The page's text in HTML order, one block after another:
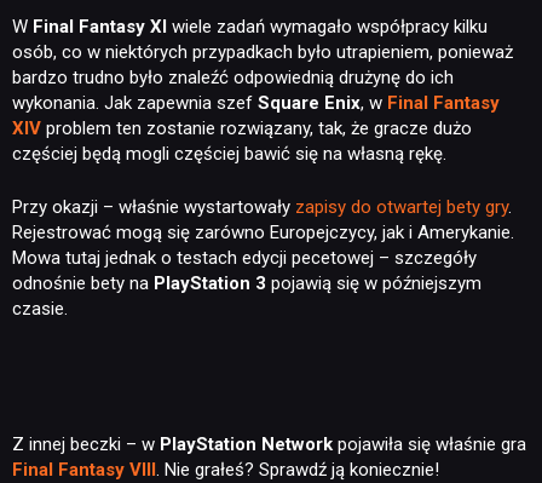
W Final Fantasy XI wiele zadań wymagało współpracy kilku
osób, co w niektórych przypadkach było utrapieniem, ponieważ
bardzo trudno było znaleźć odpowiednią drużynę do ich
wykonania. Jak zapewnia szef Square Enix, w Final Fantasy
XIV problem ten zostanie rozwiązany, tak, że gracze dużo
częściej będą mogli częściej bawić się na własną rękę.
Przy okazji – właśnie wystartowały zapisy do otwartej bety gry.
Rejestrować mogą się zarówno Europejczycy, jak i Amerykanie.
Mowa tutaj jednak o testach edycji pecetowej – szczegóły
odnośnie bety na PlayStation 3 pojawią się w późniejszym
czasie.
Z innej beczki – w PlayStation Network pojawiła się właśnie gra
Final Fantasy VIII. Nie grałeś? Sprawdź ją koniecznie!